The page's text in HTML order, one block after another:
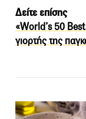
Δείτε επίσης
«World’s 50
γιορτής της